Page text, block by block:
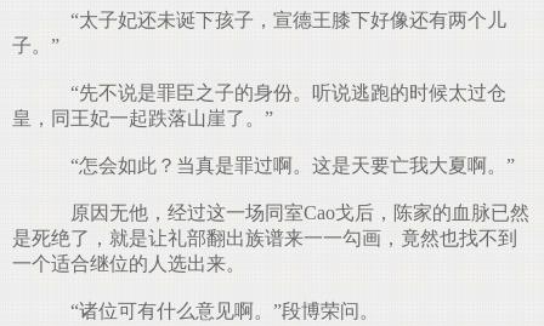
“太子妃还未诞下孩子，宣德王膝下好像还有两个儿
子。”
“先不说是罪臣之子的身份。听说逃跑的时候太过仓
皇，同王妃一起跌落山崖了。”
“怎会如此？当真是罪过啊。这是天要亡我大夏啊。”
原因无他，经过这一场同室Cao戈后，陈家的血脉已然
是死绝了，就是让礼部翻出族谱来一一勾画，竟然也找不到
一个适合继位的人选出来。
“诸位可有什么意见啊。”段博荣问。